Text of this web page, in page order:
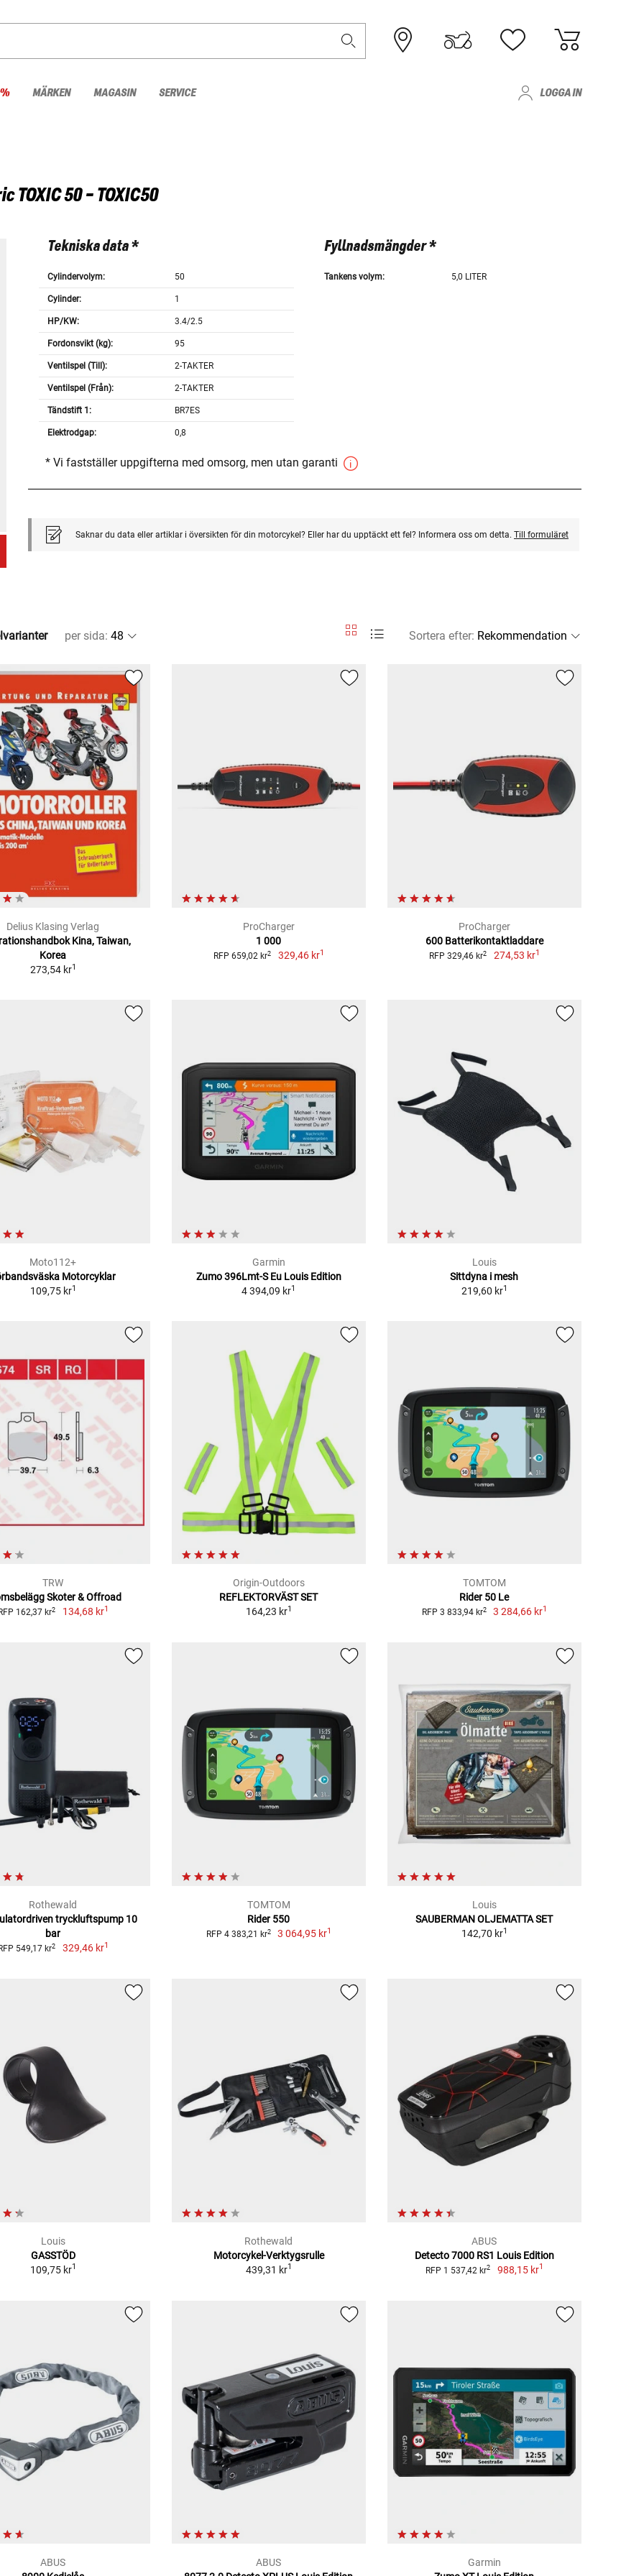
MÄRKEN MAGASIN SERVICE LOGGA IN
TOXIC 50 - TOXIC50
Tekniska data *
Cylindervolym: 50
Cylinder: 1
HP/KW: 3.4/2.5
Fordonsvikt (kg): 95
Ventilspel (Till): 2-TAKTER
Ventilspel (Från): 2-TAKTER
Tändstift 1: BR7ES
Elektrodgap: 0,8
Fyllnadsmängder *
Tankens volym: 5,0 LITER
* Vi fastställer uppgifterna med omsorg, men utan garanti
Saknar du data eller artiklar i översikten för din motorcykel? Eller har du upptäckt ett fel? Informera oss om detta. Till formuläret
per sida: Sortera efter:
Delius Klasing Verlag
Kina, Taiwan,
Korea
273,54 kr1
ProCharger
1 000
RFP 659,02 kr2 329,46 kr1
ProCharger
600 Batterikontaktladdare
RFP 329,46 kr2 274,53 kr1
Moto112+
Motorcyklar
109,75 kr1
Garmin
Zumo 396Lmt-S Eu Louis Edition
4 394,09 kr1
Louis
Sittdyna i mesh
219,60 kr1
TRW
Skoter & Offroad
162,37 kr2 134,68 kr1
Origin-Outdoors
REFLEKTORVÄST SET
164,23 kr1
TOMTOM
Rider 50 Le
RFP 3 833,94 kr2 3 284,66 kr1
Rothewald
tryckluftspump 10
bar
549,17 kr2 329,46 kr1
TOMTOM
Rider 550
RFP 4 383,21 kr2 3 064,95 kr1
Louis
SAUBERMAN OLJEMATTA SET
142,70 kr1
Louis
GASSTÖD
109,75 kr1
Rothewald
Motorcykel-Verktygsrulle
439,31 kr1
ABUS
Detecto 7000 RS1 Louis Edition
RFP 1 537,42 kr2 988,15 kr1
ABUS
ABUS
Garmin